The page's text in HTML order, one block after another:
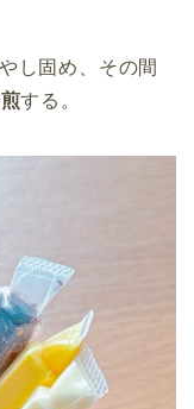
し固め、その間
する。